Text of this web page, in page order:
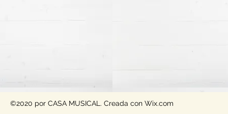
©2020 por CASA MUSICAL. Creada con Wix.com